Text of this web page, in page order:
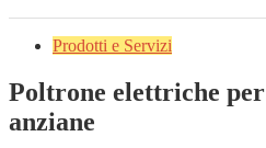
Prodotti e Servizi
Poltrone elettriche
anziane